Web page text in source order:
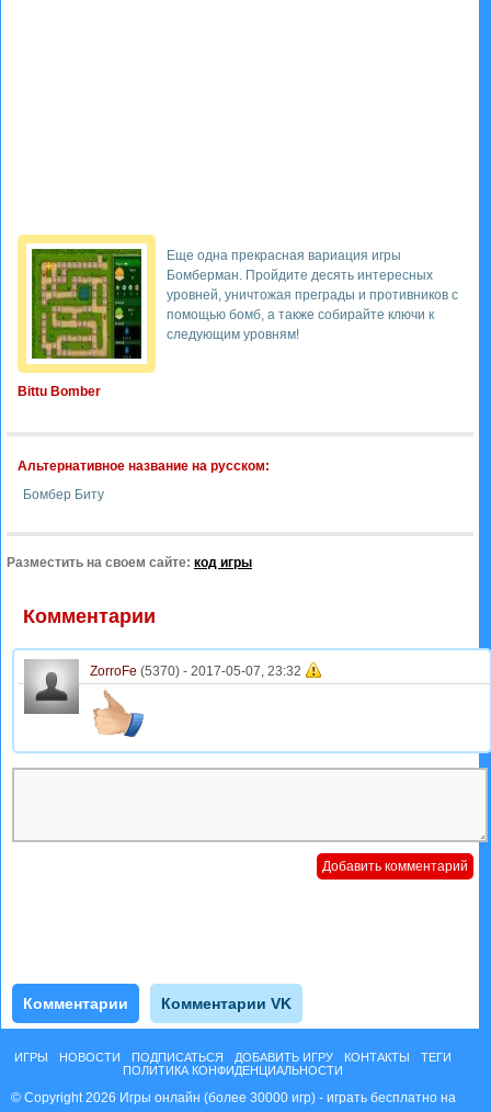
Bittu Bomber
Еще одна прекрасная вариация игры
Бомберман. Пройдите десять интересных
уровней, уничтожая преграды и противников с
помощью бомб, а также собирайте ключи к
следующим уровням!
Альтернативное название на русском:
Бомбер Биту
Разместить на своем сайте: код игры
Комментарии
ZorroFe (5370) - 2017-05-07, 23:32
Комментарии Комментарии VK
ИГРЫ НОВОСТИ ПОДПИСАТЬСЯ ДОБАВИТЬ ИГРУ КОНТАКТЫ
ТЕГИ
ПОЛИТИКА КОНФИДЕНЦИАЛЬНОСТИ
© Copyright 2026 Игры онлайн (более 30000 игр) - играть бесплатно на